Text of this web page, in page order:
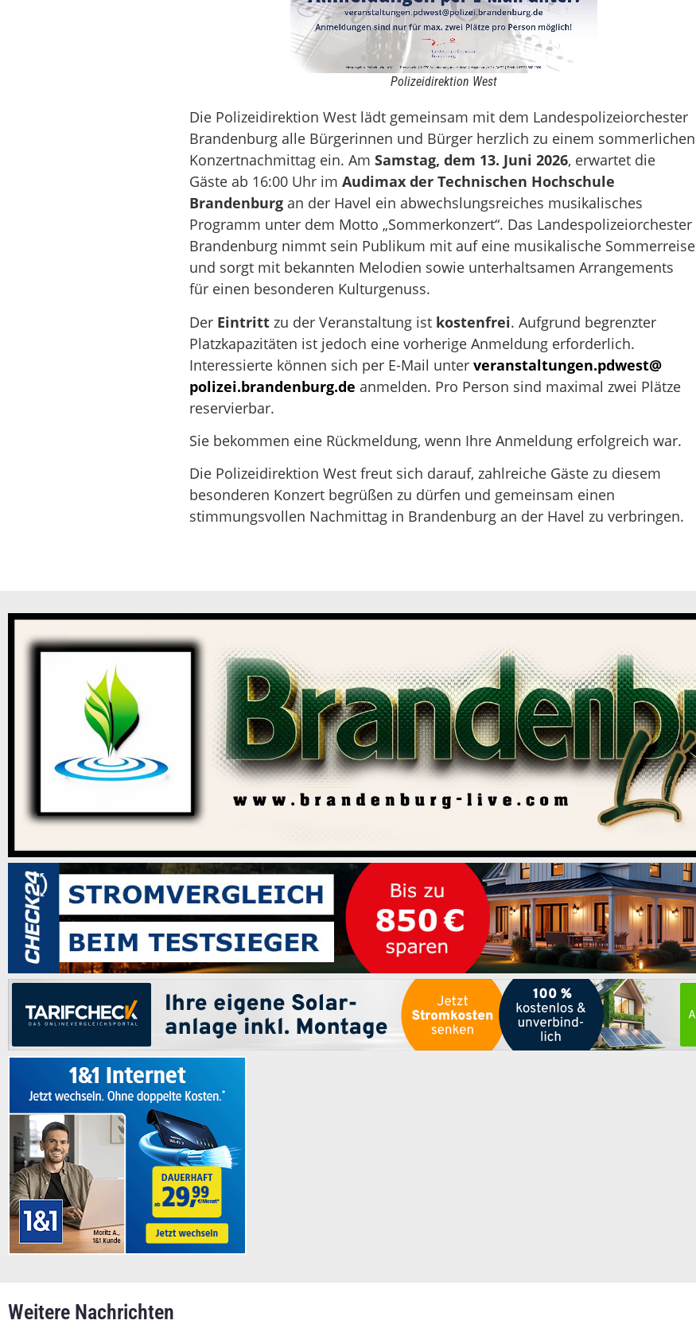
Polizeidirektion West
Die Polizeidirektion West lädt gemeinsam mit dem Landespolizeiorchester
Brandenburg alle Bürgerinnen und Bürger herzlich zu einem sommerlichen
Konzertnachmittag ein. Am Samstag, dem 13. Juni 2026, erwartet die
Gäste ab 16:00 Uhr im Audimax der Technischen Hochschule
Brandenburgan der Havel ein abwechslungsreiches musikalisches
Programm unter dem Motto „Sommerkonzert“. Das Landespolizeiorchester
Brandenburg nimmt sein Publikum mit auf eine musikalische Sommerreise
und sorgt mit bekannten Melodien sowie unterhaltsamen Arrangements
für einen besonderen Kulturgenuss.
Der Eintrittzu der Veranstaltung ist kostenfrei. Aufgrund begrenzter
Platzkapazitäten ist jedoch eine vorherige Anmeldung erforderlich.
Interessierte können sich per E-Mail unter veranstaltungen.pdwest@
polizei.brandenburg.de anmelden. Pro Person sind maximal zwei Plätze
reservierbar.
Sie bekommen eine Rückmeldung, wenn Ihre Anmeldung erfolgreich war.
Die Polizeidirektion West freut sich darauf, zahlreiche Gäste zu diesem
besonderen Konzert begrüßen zu dürfen und gemeinsam einen
stimmungsvollen Nachmittag in Brandenburg an der Havel zu verbringen.
Weitere Nachrichten